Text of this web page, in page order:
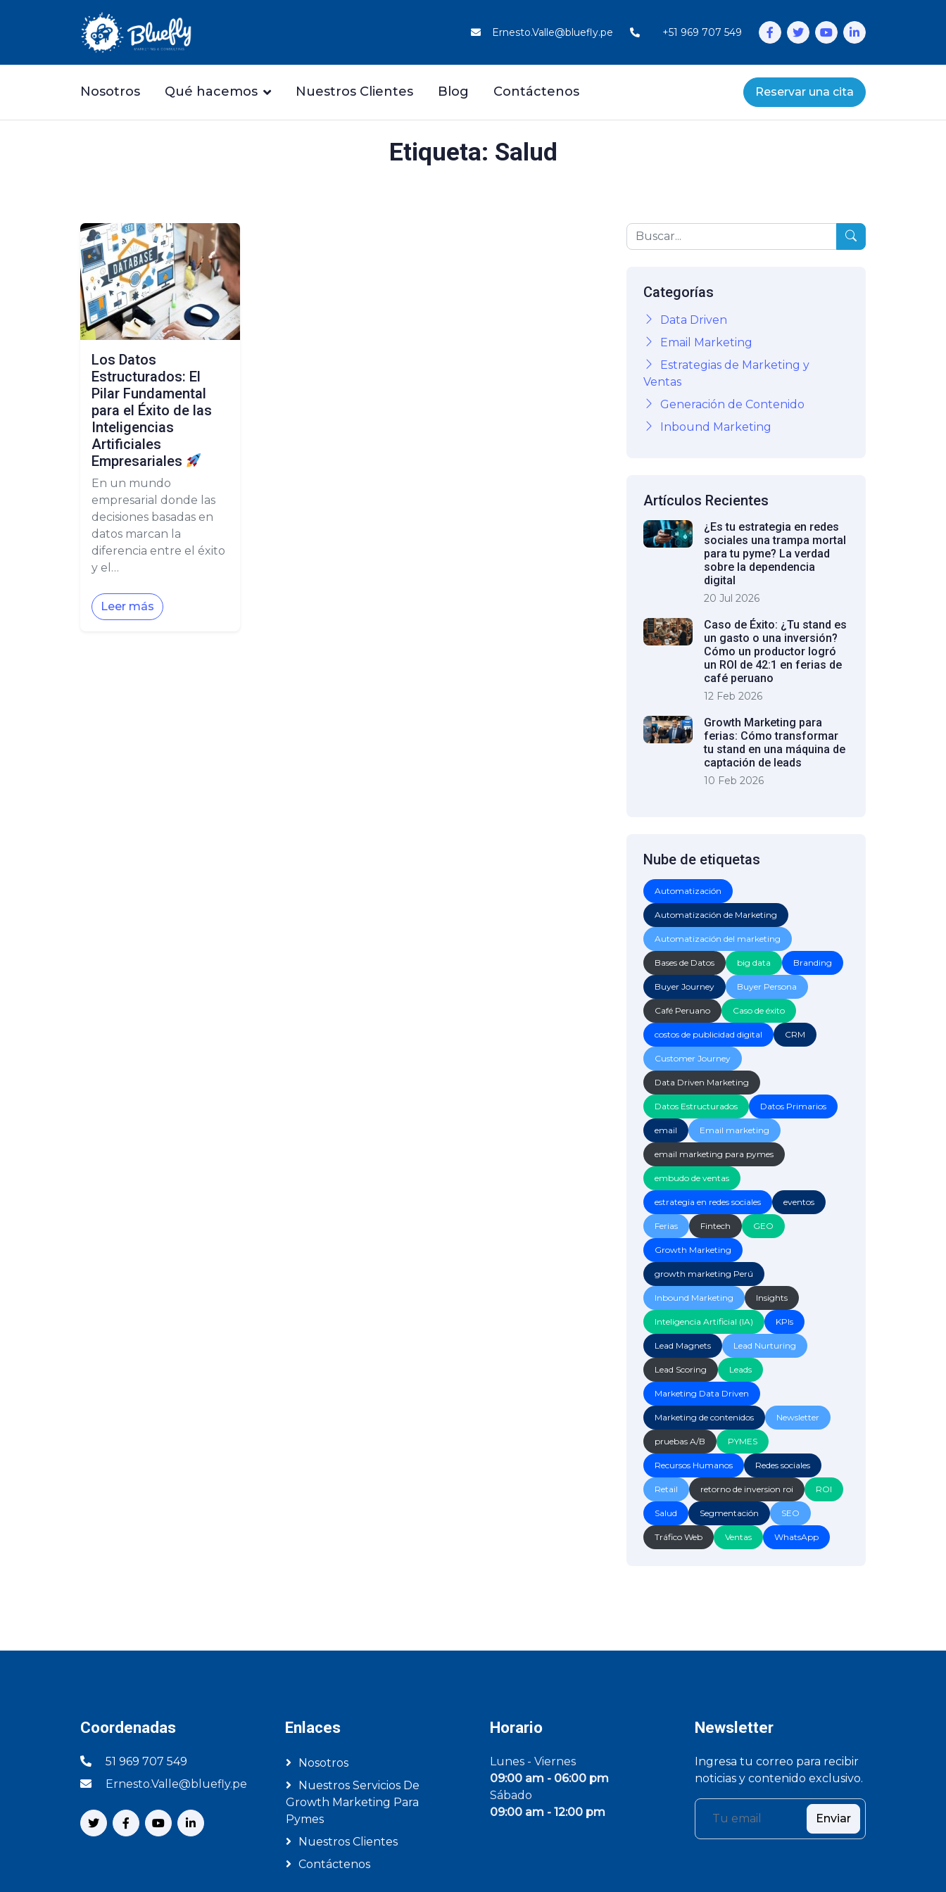
Ernesto.Valle@bluefly.pe +51 969 707 549
Nosotros Qué hacemos Nuestros Clientes Blog Contáctenos Reservar una cita
Etiqueta: Salud
Los Datos
Estructurados: El
Pilar Fundamental
para el Éxito de las
Inteligencias
Artificiales
Empresariales
En un mundo
empresarial donde las
decisiones basadas en
datos marcan la
diferencia entre el éxito
y el…
Leer más
Categorías
Data Driven
Email Marketing
Estrategias de Marketing y
Ventas
Generación de Contenido
Inbound Marketing
Artículos Recientes
¿Es tu estrategia en redes
sociales una trampa mortal
para tu pyme? La verdad
sobre la dependencia
digital
20 Jul 2026
Caso de Éxito: ¿Tu stand es
un gasto o una inversión?
Cómo un productor logró
un ROI de 42:1 en ferias de
café peruano
12 Feb 2026
Growth Marketing para
ferias: Cómo transformar
tu stand en una máquina de
captación de leads
10 Feb 2026
Nube de etiquetas
Automatización
Automatización de Marketing
Automatización del marketing
Bases de Datos big data Branding
Buyer Journey Buyer Persona
Café Peruano Caso de éxito
costos de publicidad digital CRM
Customer Journey
Data Driven Marketing
Datos Estructurados Datos Primarios
email Email marketing
email marketing para pymes
embudo de ventas
estrategia en redes sociales eventos
Ferias Fintech GEO
Growth Marketing
growth marketing Perú
Inbound Marketing Insights
Inteligencia Artificial (IA) KPIs
Lead Magnets Lead Nurturing
Lead Scoring Leads
Marketing Data Driven
Marketing de contenidos Newsletter
pruebas A/B PYMES
Recursos Humanos Redes sociales
Retail retorno de inversion roi ROI
Salud Segmentación SEO
Tráfico Web Ventas WhatsApp
Coordenadas
51 969 707 549
Ernesto.Valle@bluefly.pe
Enlaces
Nosotros
Nuestros Servicios De
Growth Marketing Para
Pymes
Nuestros Clientes
Contáctenos
Horario
Lunes - Viernes
09:00 am - 06:00 pm
Sábado
09:00 am - 12:00 pm
Newsletter
Ingresa tu correo para recibir
noticias y contenido exclusivo.
Enviar